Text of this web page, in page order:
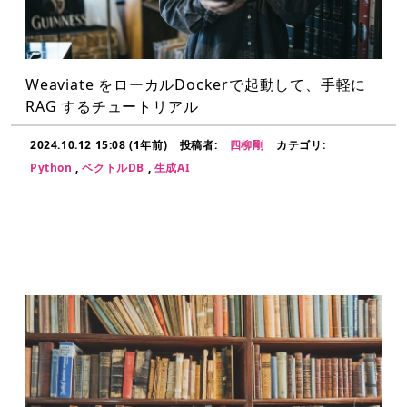
Weaviate をローカルDockerで起動して、手軽に
RAG するチュートリアル
2024.10.12 15:08 (1年前) 投稿者: 四柳剛
カテゴリ:
Python,ベクトルDB , 生成AI